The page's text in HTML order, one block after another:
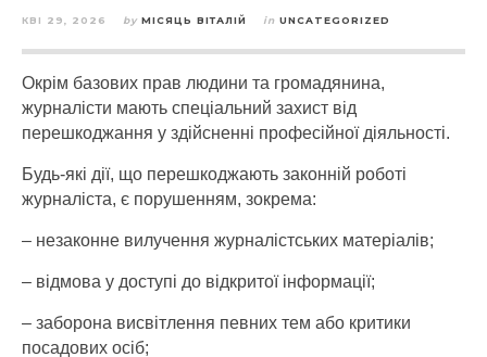
КВІ 29, 2026 by МІСЯЦЬ ВІТАЛІЙ in UNCATEGORIZED
Окрім базових прав людини та громадянина,
журналісти мають спеціальний захист від
перешкоджання у здійсненні професійної діяльності.
Будь-які дії, що перешкоджають законній роботі
журналіста, є порушенням, зокрема:
– незаконне вилучення журналістських матеріалів;
– відмова у доступі до відкритої інформації;
– заборона висвітлення певних тем або критики
посадових осіб;